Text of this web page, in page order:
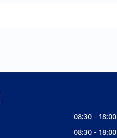
08:30 - 18:00
08:30 - 18:00